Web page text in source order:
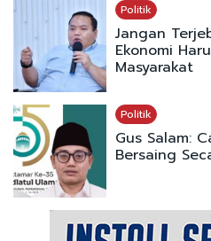
Politik
Jangan
Ekonomi
Masyarakat
Politik
Gus Salam:
Bersaing